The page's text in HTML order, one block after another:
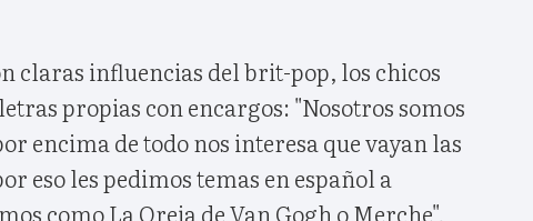
claras influencias del brit-pop, los chicos
propias con encargos: "Nosotros somos
encima de todo nos interesa que vayan las
eso les pedimos temas en español a
como La Oreja de Van Gogh o Merche",